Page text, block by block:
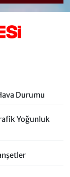
Durumu
Yoğunluk